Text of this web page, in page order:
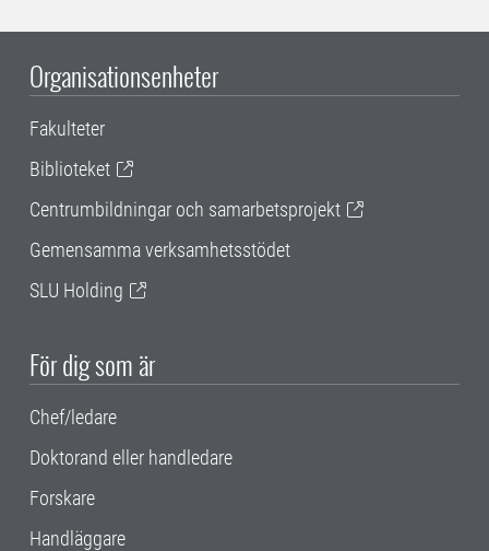
Organisationsenheter
Fakulteter
Biblioteket
Centrumbildningar och samarbetsprojekt
Gemensamma verksamhetsstödet
SLU Holding
För dig som är
Chef/ledare
Doktorand eller handledare
Forskare
Handläggare